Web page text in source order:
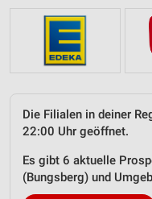
Die Filialen in deiner
22:00 Uhr geöffnet.
Es gibt 6 aktuelle
(Bungsberg) und